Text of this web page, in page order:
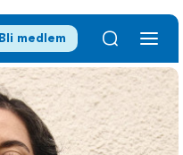
Bli medlem